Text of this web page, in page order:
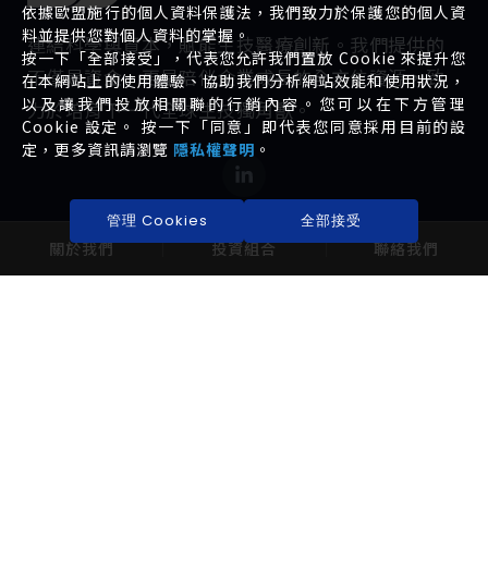
連結科學與資本，賦能生技醫療創新。我們提供的
不僅是資金，更是陪伴企業成長的全方位資源，致
力於培育下一代全球生技獨角獸。
關於我們 投資組合 聯絡我們
依據歐盟施行的個人資料保護法，我們致力於保護您的個人資
料並提供您對個人資料的掌握。
按一下「全部接受」，代表您允許我們置放 Cookie 來提升您
在本網站上的使用體驗、協助我們分析網站效能和使用狀況，
以及讓我們投放相關聯的行銷內容。您可以在下方管理
Cookie 設定。 按一下「同意」即代表您同意採用目前的設
定，更多資訊請瀏覽 隱私權聲明 。
管理 Cookies 全部接受